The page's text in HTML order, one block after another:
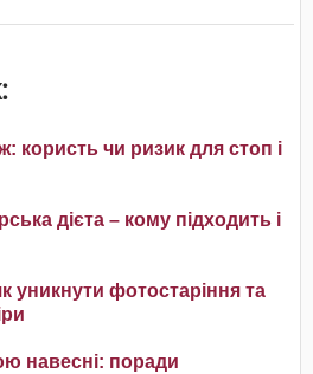
користь чи ризик для стоп і
дієта – кому підходить і
уникнути фотостаріння та
навесні: поради